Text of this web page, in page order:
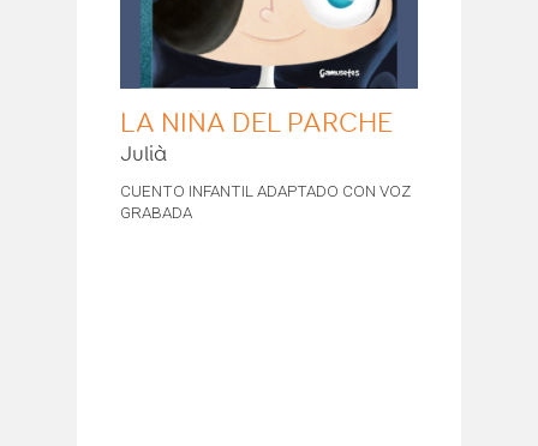
LA NIÑA DEL PARCHE
Julià
CUENTO INFANTIL ADAPTADO CON VOZ
GRABADA